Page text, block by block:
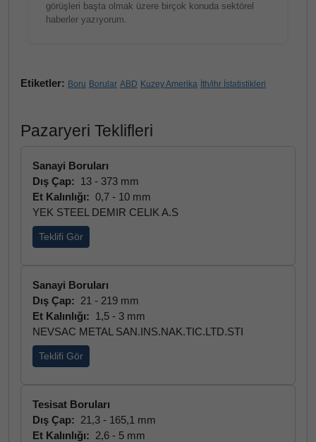
görüşleri başta olmak üzere birçok konuda sektörel
haberler yazıyorum.
Etiketler: Boru Borular ABD Kuzey Amerika İth/ihr İstatistikleri
Pazaryeri Teklifleri
Sanayi Boruları
Dış Çap: 13 - 373 mm
Et Kalınlığı: 0,7 - 10 mm
YEK STEEL DEMIR CELIK A.S
Teklifi Gör
Sanayi Boruları
Dış Çap: 21 - 219 mm
Et Kalınlığı: 1,5 - 3 mm
NEVSAC METAL SAN.INS.NAK.TIC.LTD.STI
Teklifi Gör
Tesisat Boruları
Dış Çap: 21,3 - 165,1 mm
Et Kalınlığı: 2,6 - 5 mm